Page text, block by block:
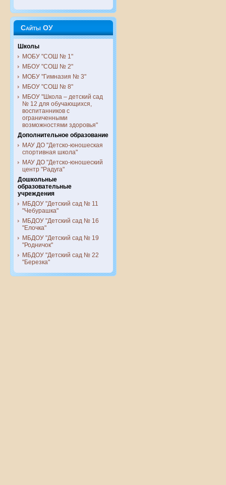
Сайты ОУ
Школы
МОБУ "СОШ № 1"
МБОУ "СОШ № 2"
МОБУ "Гимназия № 3"
МБОУ "СОШ № 8"
МБОУ "Школа – детский сад
№ 12 для обучающихся,
воспитанников с
ограниченными
возможностями здоровья"
Дополнительное образование
МАУ ДО "Детско-юношеская
спортивная школа"
МАУ ДО "Детско-юношеский
центр "Радуга"
Дошкольные
образовательные
учреждения
МБДОУ "Детский сад № 11
"Чебурашка"
МБДОУ "Детский сад № 16
"Елочка"
МБДОУ "Детский сад № 19
"Родничок"
МБДОУ "Детский сад № 22
"Березка"